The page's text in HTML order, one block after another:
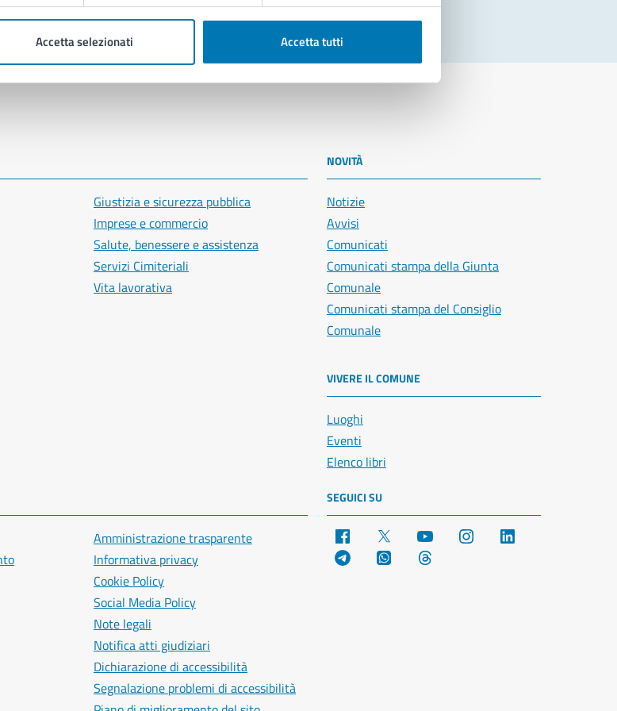
Accetta selezionati Accetta tutti
Giustizia e sicurezza pubblica
Imprese e commercio
Salute, benessere e assistenza
Servizi Cimiteriali
Vita lavorativa
NOVITÀ
Notizie
Avvisi
Comunicati
Comunicati stampa della Giunta
Comunale
Comunicati stampa del Consiglio
Comunale
VIVERE IL COMUNE
Luoghi
Eventi
Elenco libri
Amministrazione trasparente
Informativa privacy
Cookie Policy
Social Media Policy
Note legali
Notifica atti giudiziari
Dichiarazione di accessibilità
Segnalazione problemi di accessibilità
SEGUICI SU
Facebook YouTube Instagram
Telegram WhatsApp